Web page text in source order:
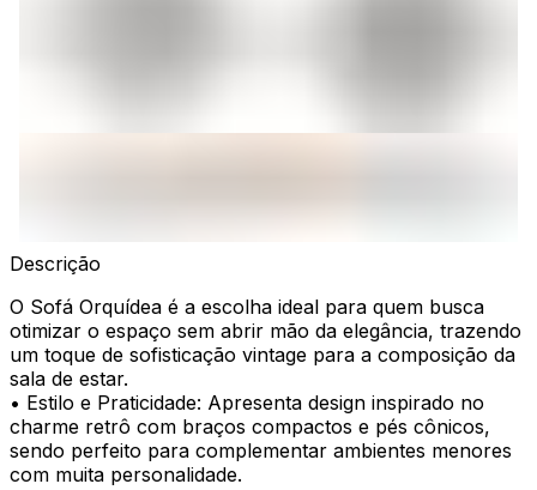
Descrição
O Sofá Orquídea é a escolha ideal para quem busca
otimizar o espaço sem abrir mão da elegância, trazendo
um toque de sofisticação vintage para a composição da
sala de estar.
• Estilo e Praticidade: Apresenta design inspirado no
charme retrô com braços compactos e pés cônicos,
sendo perfeito para complementar ambientes menores
com muita personalidade.